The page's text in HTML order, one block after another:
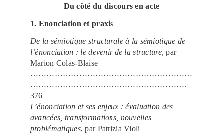
Du côté du discours en acte
1. Enonciation et praxis
De la sémiotique structurale à la sémiotique de
l’énonciation : le devenir de la structure, par
Marion Colas-Blaise
……………………………………………………
………………………………………………….
376
L’énonciation et ses enjeux : évaluation des
avancées, transformations, nouvelles
problématiques, par Patrizia Violi